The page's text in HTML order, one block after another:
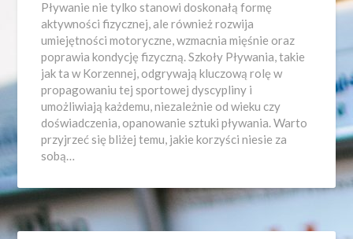
Pływanie nie tylko stanowi doskonałą formę
aktywności fizycznej, ale również rozwija
umiejętności motoryczne, wzmacnia mięśnie oraz
poprawia kondycję fizyczną. Szkoły Pływania, takie
jak ta w Korzennej, odgrywają kluczową rolę w
propagowaniu tej sportowej dyscypliny i
umożliwiają każdemu, niezależnie od wieku czy
doświadczenia, opanowanie sztuki pływania. Warto
przyjrzeć się bliżej temu, jakie korzyści niesie za
sobą…